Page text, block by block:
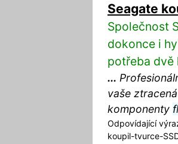
Seagate
Společnost
dokonce i
potřeba dvě
...
vaše
komponenty
Odpovídající
koupil-tvurce-